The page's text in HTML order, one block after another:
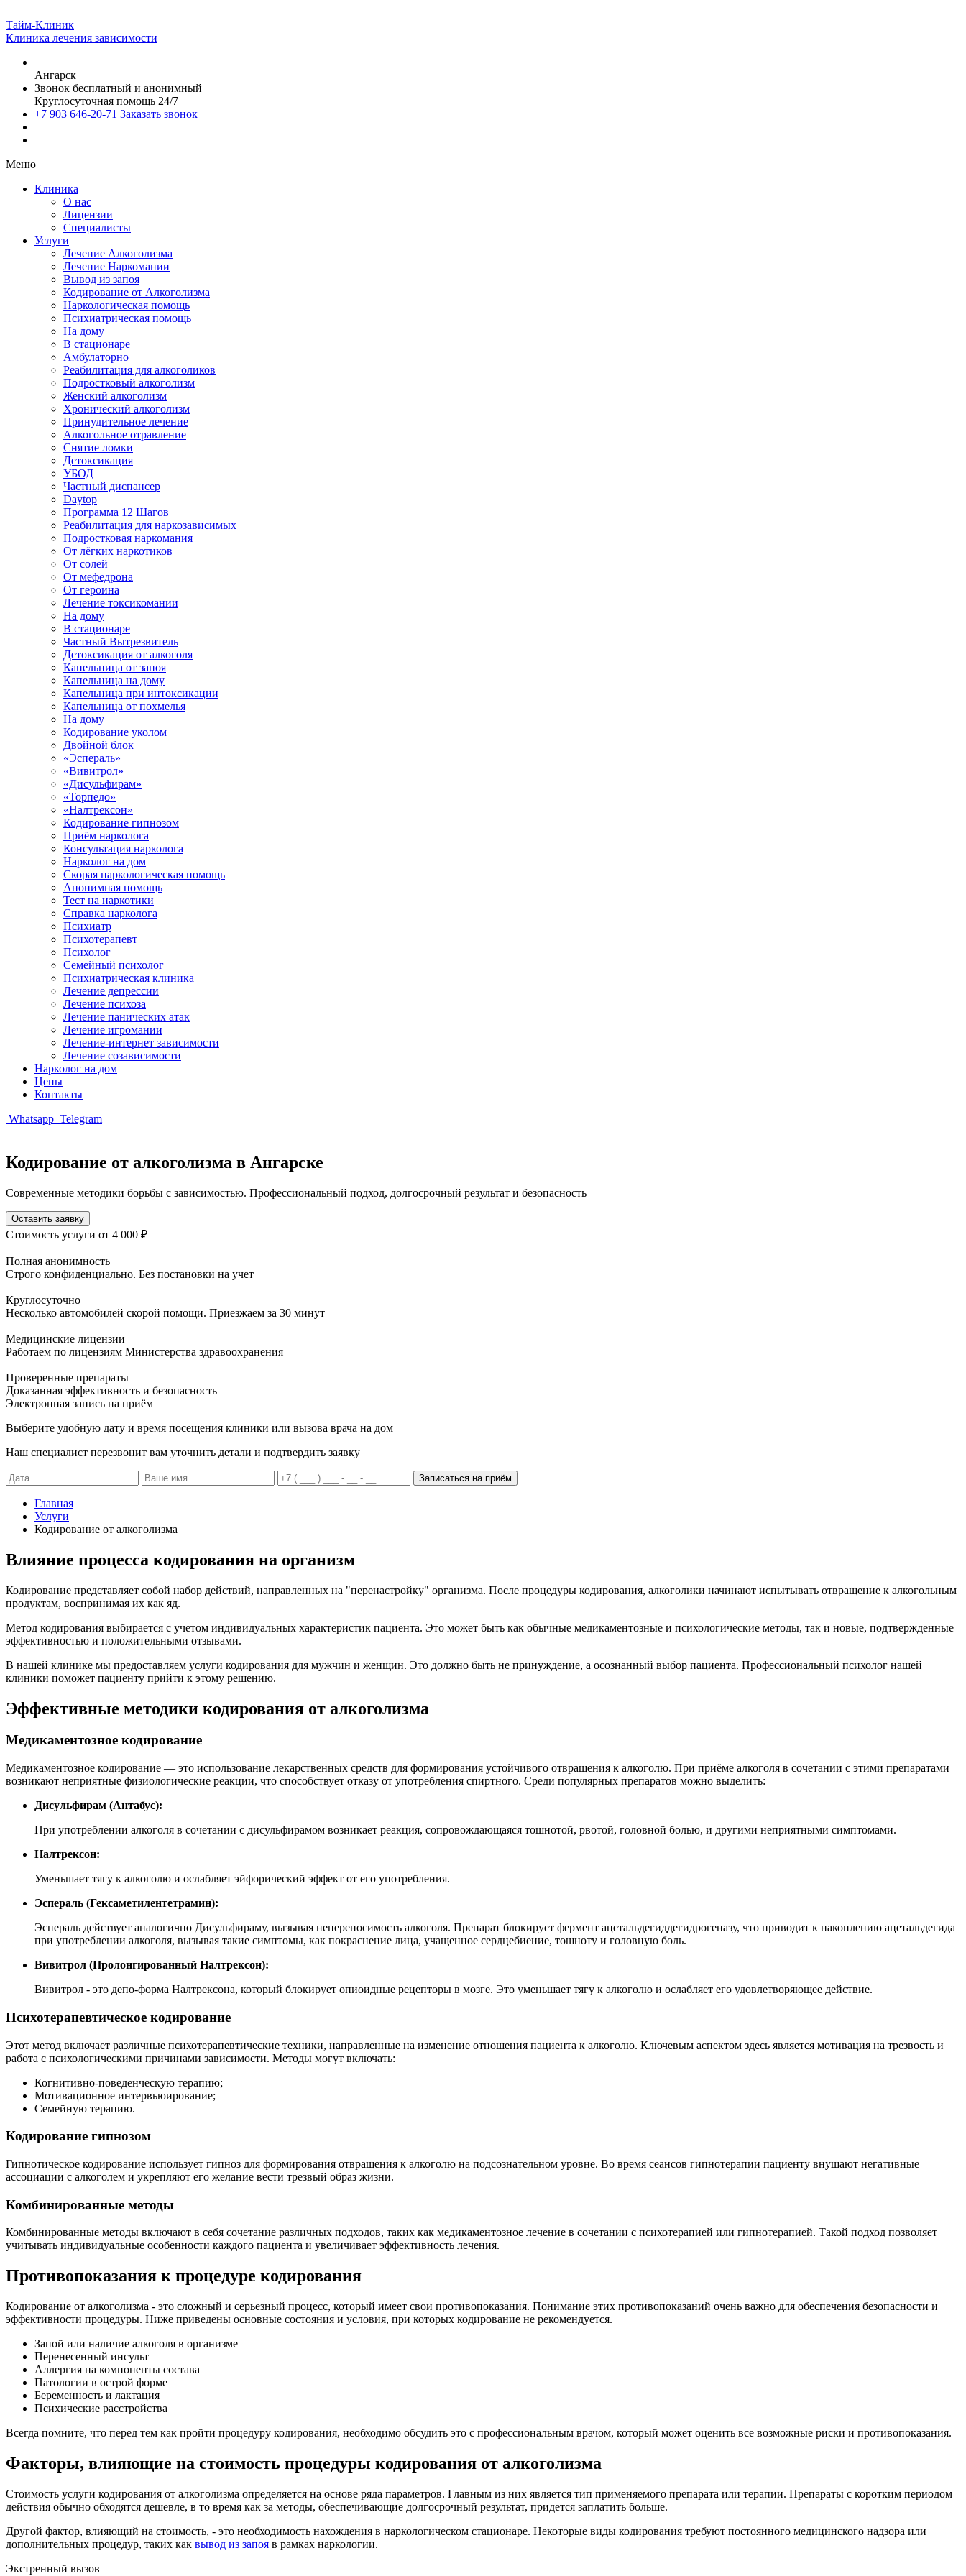
Тайм-Клиник
Клиника лечения зависимости
Ангарск
Звонок бесплатный и анонимный
Круглосуточная помощь 24/7
+7 903 646-20-71 Заказать звонок
Меню
Клиника
О нас
Лицензии
Специалисты
Услуги
Лечение Алкоголизма
Лечение Наркомании
Вывод из запоя
Кодирование от Алкоголизма
Наркологическая помощь
Психиатрическая помощь
На дому
В стационаре
Амбулаторно
Реабилитация для алкоголиков
Подростковый алкоголизм
Женский алкоголизм
Хронический алкоголизм
Принудительное лечение
Алкогольное отравление
Снятие ломки
Детоксикация
УБОД
Частный диспансер
Daytop
Программа 12 Шагов
Реабилитация для наркозависимых
Подростковая наркомания
От лёгких наркотиков
От солей
От мефедрона
От героина
Лечение токсикомании
На дому
В стационаре
Частный Вытрезвитель
Детоксикация от алкоголя
Капельница от запоя
Капельница на дому
Капельница при интоксикации
Капельница от похмелья
На дому
Кодирование уколом
Двойной блок
«Эспераль»
«Вивитрол»
«Дисульфирам»
«Торпедо»
«Налтрексон»
Кодирование гипнозом
Приём нарколога
Консультация нарколога
Нарколог на дом
Скорая наркологическая помощь
Анонимная помощь
Тест на наркотики
Справка нарколога
Психиатр
Психотерапевт
Психолог
Семейный психолог
Психиатрическая клиника
Лечение депрессии
Лечение психоза
Лечение панических атак
Лечение игромании
Лечение-интернет зависимости
Лечение созависимости
Нарколог на дом
Цены
Контакты
Whatsapp Telegram
Кодирование от алкоголизма в Ангарске
Современные методики борьбы с зависимостью. Профессиональный подход, долгосрочный результат и безопасность
Оставить заявку
Стоимость услуги от 4 000 ₽
Полная анонимность
Строго конфиденциально. Без постановки на учет
Круглосуточно
Несколько автомобилей скорой помощи. Приезжаем за 30 минут
Медицинские лицензии
Работаем по лицензиям Министерства здравоохранения
Проверенные препараты
Доказанная эффективность и безопасность
Электронная запись на приём
Выберите удобную дату и время посещения клиники или вызова врача на дом
Наш специалист перезвонит вам уточнить детали и подтвердить заявку
Записаться на приём
Главная
Услуги
Кодирование от алкоголизма
Влияние процесса кодирования на организм
Кодирование представляет собой набор действий, направленных на "перенастройку" организма. После процедуры кодирования, алкоголики начинают испытывать отвращение к алкогольным
продуктам, воспринимая их как яд.
Метод кодирования выбирается с учетом индивидуальных характеристик пациента. Это может быть как обычные медикаментозные и психологические методы, так и новые, подтвержденные
эффективностью и положительными отзывами.
В нашей клинике мы предоставляем услуги кодирования для мужчин и женщин. Это должно быть не принуждение, а осознанный выбор пациента. Профессиональный психолог нашей
клиники поможет пациенту прийти к этому решению.
Эффективные методики кодирования от алкоголизма
Медикаментозное кодирование
Медикаментозное кодирование — это использование лекарственных средств для формирования устойчивого отвращения к алкоголю. При приёме алкоголя в сочетании с этими препаратами
возникают неприятные физиологические реакции, что способствует отказу от употребления спиртного. Среди популярных препаратов можно выделить:
Дисульфирам (Антабус):
При употреблении алкоголя в сочетании с дисульфирамом возникает реакция, сопровождающаяся тошнотой, рвотой, головной болью, и другими неприятными симптомами.
Налтрексон:
Уменьшает тягу к алкоголю и ослабляет эйфорический эффект от его употребления.
Эспераль (Гексаметилентетрамин):
Эспераль действует аналогично Дисульфираму, вызывая непереносимость алкоголя. Препарат блокирует фермент ацетальдегиддегидрогеназу, что приводит к накоплению ацетальдегида
при употреблении алкоголя, вызывая такие симптомы, как покраснение лица, учащенное сердцебиение, тошноту и головную боль.
Вивитрол (Пролонгированный Налтрексон):
Вивитрол - это депо-форма Налтрексона, который блокирует опиоидные рецепторы в мозге. Это уменьшает тягу к алкоголю и ослабляет его удовлетворяющее действие.
Психотерапевтическое кодирование
Этот метод включает различные психотерапевтические техники, направленные на изменение отношения пациента к алкоголю. Ключевым аспектом здесь является мотивация на трезвость и
работа с психологическими причинами зависимости. Методы могут включать:
Когнитивно-поведенческую терапию;
Мотивационное интервьюирование;
Семейную терапию.
Кодирование гипнозом
Гипнотическое кодирование использует гипноз для формирования отвращения к алкоголю на подсознательном уровне. Во время сеансов гипнотерапии пациенту внушают негативные
ассоциации с алкоголем и укрепляют его желание вести трезвый образ жизни.
Комбинированные методы
Комбинированные методы включают в себя сочетание различных подходов, таких как медикаментозное лечение в сочетании с психотерапией или гипнотерапией. Такой подход позволяет
учитывать индивидуальные особенности каждого пациента и увеличивает эффективность лечения.
Противопоказания к процедуре кодирования
Кодирование от алкоголизма - это сложный и серьезный процесс, который имеет свои противопоказания. Понимание этих противопоказаний очень важно для обеспечения безопасности и
эффективности процедуры. Ниже приведены основные состояния и условия, при которых кодирование не рекомендуется.
Запой или наличие алкоголя в организме
Перенесенный инсульт
Аллергия на компоненты состава
Патологии в острой форме
Беременность и лактация
Психические расстройства
Всегда помните, что перед тем как пройти процедуру кодирования, необходимо обсудить это с профессиональным врачом, который может оценить все возможные риски и противопоказания.
Факторы, влияющие на стоимость процедуры кодирования от алкоголизма
Стоимость услуги кодирования от алкоголизма определяется на основе ряда параметров. Главным из них является тип применяемого препарата или терапии. Препараты с коротким периодом
действия обычно обходятся дешевле, в то время как за методы, обеспечивающие долгосрочный результат, придется заплатить больше.
Другой фактор, влияющий на стоимость, - это необходимость нахождения в наркологическом стационаре. Некоторые виды кодирования требуют постоянного медицинского надзора или
дополнительных процедур, таких как вывод из запоя в рамках наркологии.
Экстренный вызов